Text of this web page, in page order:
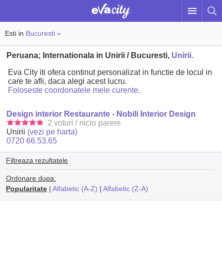
Esti in Bucuresti »
Peruana; Internationala in Unirii / Bucuresti, Unirii.
Eva City iti ofera continut personalizat in functie de locul in
care te afli, daca alegi acest lucru.
Foloseste coordonatele mele curente.
Design interior Restaurante - Nobili Interior Design
2 voturi / nicio parere
Unirii (vezi pe harta)
0720 66.53.65
Filtreaza rezultatele
Ordonare dupa:
Popularitate| Alfabetic (A-Z) | Alfabetic (Z-A)